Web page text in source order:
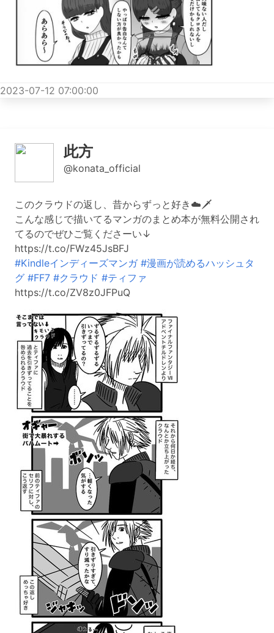
2023-07-12 07:00:00
此方
@konata_official
このクラウドの返し、昔からずっと好き☁️🗡️
こんな感じで描いてるマンガのまとめ本が無料公開され
てるのでぜひご覧くださーい↓
https://t.co/FWz45JsBFJ
#Kindleインディーズマンガ #漫画が読めるハッシュタ
グ #FF7 #クラウド #ティファ
https://t.co/ZV8z0JFPuQ